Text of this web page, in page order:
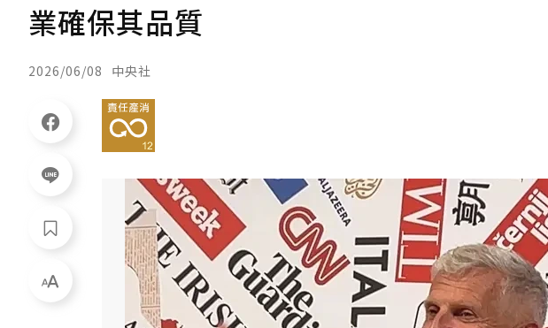
業確保其品質
2026/06/08 中央社